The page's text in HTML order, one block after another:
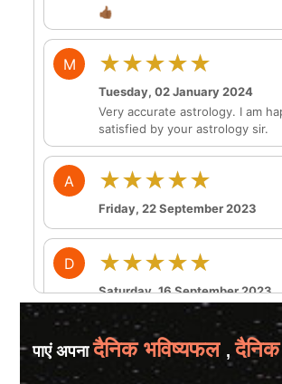
👍🏾
M ★★★★★
Tuesday, 02 January 2024
Very accurate astrology. I am
satisfied by your astrology sir.
A ★★★★★
Friday, 22 September 2023
D ★★★★★
Saturday, 16 September 2023
S ★★★★★
Wednesday, 23 August 2023
पाएं अपनादैनिक भविष्यफल ,